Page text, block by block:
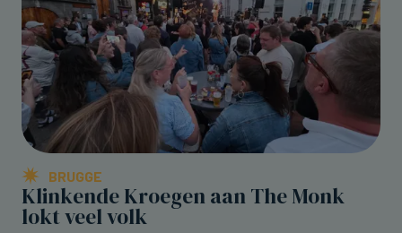
BRUGGE
Klinkende Kroegen aan The Monk
lokt veel volk